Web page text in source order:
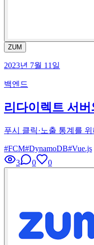
ZUM
2023년 7월 11일
백엔드
리다이렉트 서
푸시 클릭·노출 통계를
#FCM#DynamoDB#Vue.js
3
0 0